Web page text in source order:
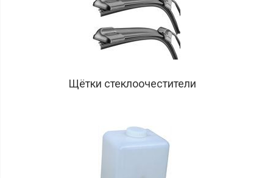
Щётки стеклоочестители